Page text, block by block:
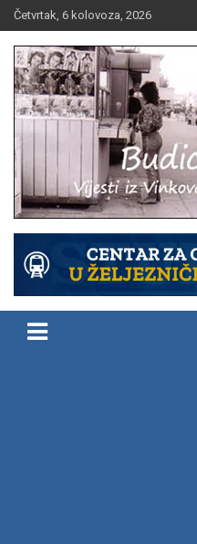
Skip
to
content
Četvrtak, 6 kolovoza, 2026
Budica.info